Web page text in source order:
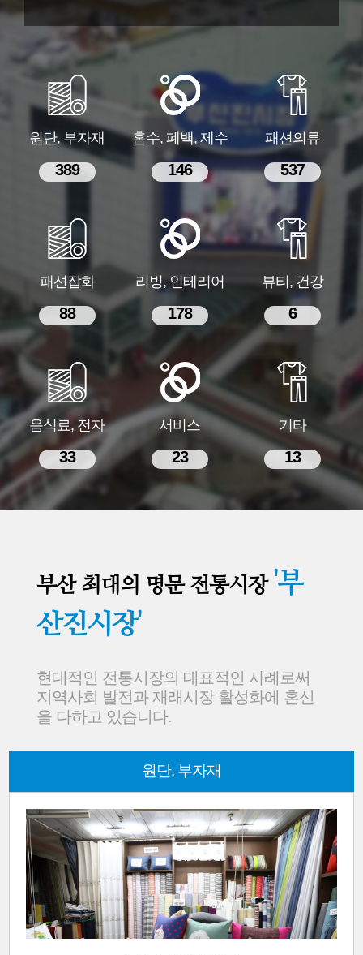
원단, 부자재
389
혼수, 폐백, 제수
146
패션의류
537
패션잡화
88
리빙, 인테리어
178
뷰티, 건강
6
음식료, 전자
33
서비스
23
기타
13
부산 최대의 명문 전통시장 '부
산진시장'
현대적인 전통시장의 대표적인 사례로써
지역사회 발전과 재래시장 활성화에 혼신
을 다하고 있습니다.
원단, 부자재